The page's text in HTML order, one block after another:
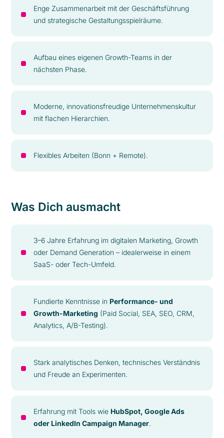
Enge Zusammenarbeit mit der Geschäftsführung
und strategische Gestaltungsspielräume.
Aufbau eines eigenen Growth-Teams in der
nächsten Phase.
Moderne, innovationsfreudige Unternehmenskultur
mit flachen Hierarchien.
Flexibles Arbeiten (Bonn + Remote).
Was Dich ausmacht
3–6 Jahre Erfahrung im digitalen Marketing, Growth
oder Demand Generation – idealerweise in einem
SaaS- oder Tech-Umfeld.
Fundierte Kenntnisse in Performance- und
Growth-Marketing (Paid Social, SEA, SEO, CRM,
Analytics, A/B-Testing).
Stark analytisches Denken, technisches Verständnis
und Freude an Experimenten.
Erfahrung mit Tools wie HubSpot, Google Ads
oder LinkedIn Campaign Manager.